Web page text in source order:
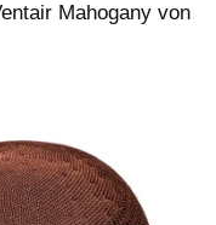
Mahogany von